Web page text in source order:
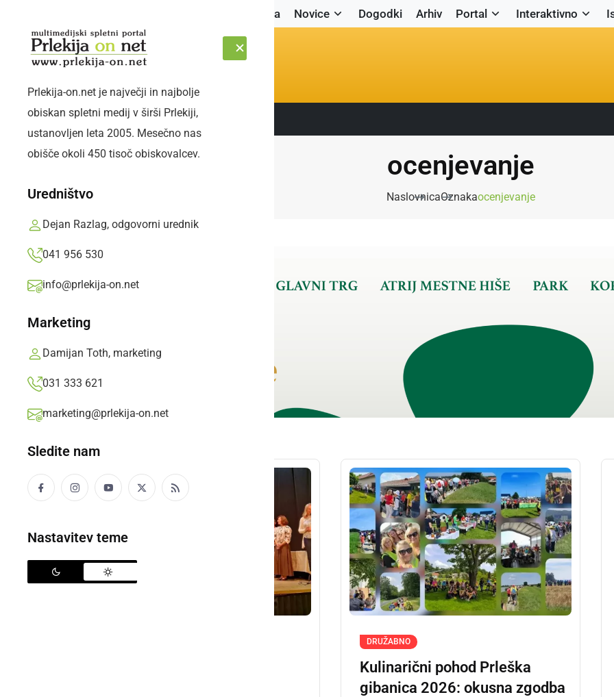
Naslovnica Novice Dogodki Arhiv Portal Interaktivno
PETEK, 7. AVGUST 2026 Sledite nam:
Prlekija-on.net je največji in najbolje
obiskan spletni medij v širši Prlekiji,
ustanovljen leta 2005. Mesečno nas
obišče okoli 450 tisoč obiskovalcev.
Uredništvo
Dejan Razlag, odgovorni urednik
041 956 530
info@prlekija-on.net
Marketing
Damijan Toth, marketing
031 333 621
marketing@prlekija-on.net
Sledite nam
Nastavitev teme
ocenjevanje
NaslovnicaOznakaocenjevanje
DRUŽABNO
Kulinarični pohod Prleška
gibanica 2026: okusna zgodba